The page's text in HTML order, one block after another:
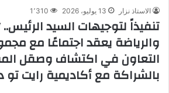
الاستاذ نزار 13 يوليو، 2026 1٬310
تنفيذاً لتوجيهات السيد
والرياضة يعقد اجتماعًا مع
التعاون في اكتشاف وصقل
بالشراكة مع أكاديمية رايت تو